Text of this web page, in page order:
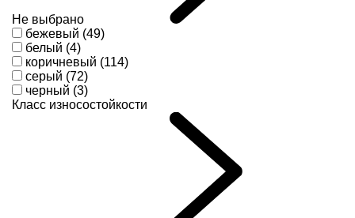
Не выбрано
бежевый (49)
белый (4)
коричневый (114)
серый (72)
черный (3)
Класс износостойкости